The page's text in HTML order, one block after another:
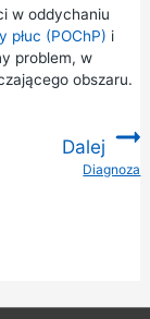
w oddychaniu
płuc (POChP) i
problem, w
obszaru.
Dalej
Diagnoza